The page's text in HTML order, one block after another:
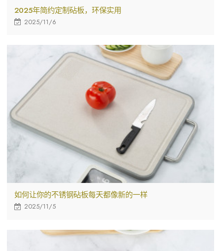
2025年简约定制砧板，环保实用
2025/11/6
如何让你的不锈钢砧板每天都像新的一样
2025/11/5